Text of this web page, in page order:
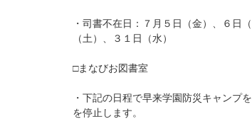
・司書不在日：７月５日（金）、６日
（土）、３１日（水）
□まなびお図書室
・下記の日程で早来学園防災キャンプ
を停止します。